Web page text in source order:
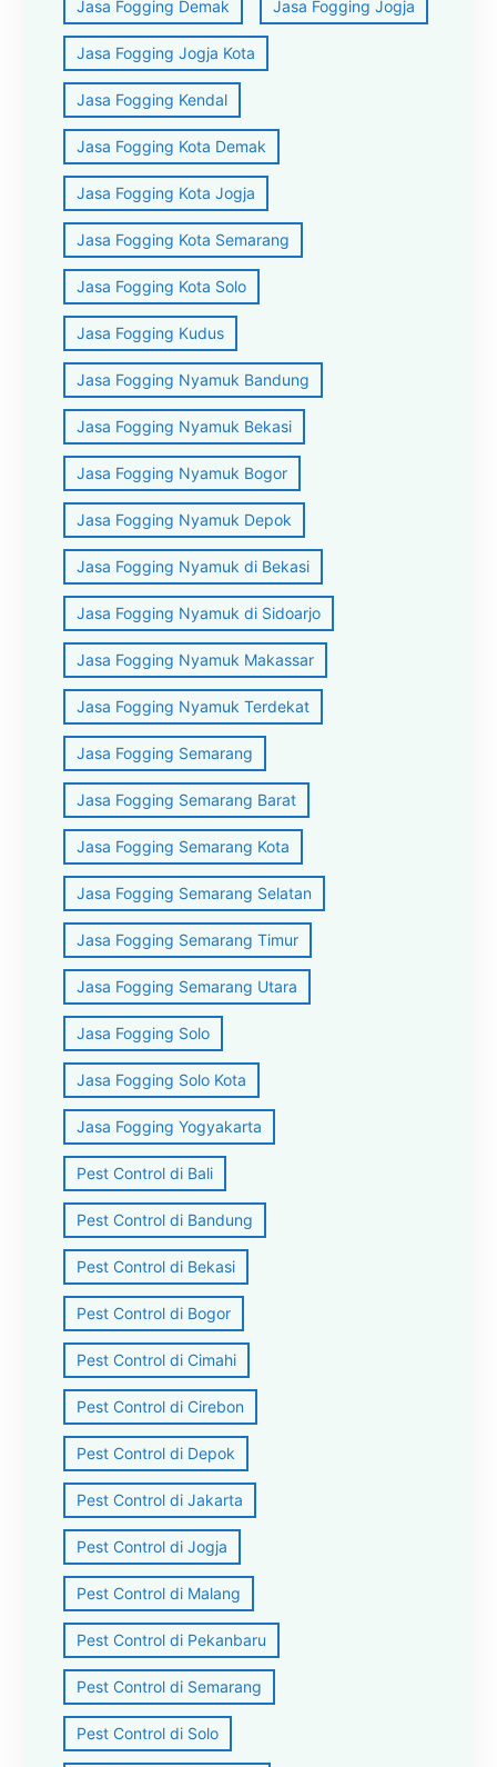
Jasa Fogging Demak Jasa Fogging Jogja
Jasa Fogging Jogja Kota
Jasa Fogging Kendal
Jasa Fogging Kota Demak
Jasa Fogging Kota Jogja
Jasa Fogging Kota Semarang
Jasa Fogging Kota Solo
Jasa Fogging Kudus
Jasa Fogging Nyamuk Bandung
Jasa Fogging Nyamuk Bekasi
Jasa Fogging Nyamuk Bogor
Jasa Fogging Nyamuk Depok
Jasa Fogging Nyamuk di Bekasi
Jasa Fogging Nyamuk di Sidoarjo
Jasa Fogging Nyamuk Makassar
Jasa Fogging Nyamuk Terdekat
Jasa Fogging Semarang
Jasa Fogging Semarang Barat
Jasa Fogging Semarang Kota
Jasa Fogging Semarang Selatan
Jasa Fogging Semarang Timur
Jasa Fogging Semarang Utara
Jasa Fogging Solo
Jasa Fogging Solo Kota
Jasa Fogging Yogyakarta
Pest Control di Bali
Pest Control di Bandung
Pest Control di Bekasi
Pest Control di Bogor
Pest Control di Cimahi
Pest Control di Cirebon
Pest Control di Depok
Pest Control di Jakarta
Pest Control di Jogja
Pest Control di Malang
Pest Control di Pekanbaru
Pest Control di Semarang
Pest Control di Solo